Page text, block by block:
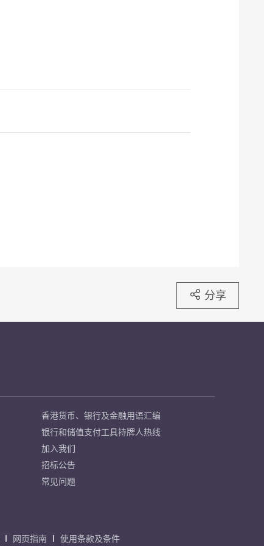
分享
香港货币、银行及金融用语汇编
银行和储值支付工具持牌人热线
加入我们
招标公告
常见问题
网页指南 使用条款及条件